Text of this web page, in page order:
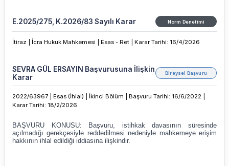
E.2025/275, K.2026/83 Sayılı Karar Norm Denetimi
İtiraz | İcra Hukuk Mahkemesi | Esas - Ret | Karar Tarihi: 16/4/2026
SEVRA GÜL ERSAYIN Başvurusuna İlişkin
Karar
Bireysel Başvuru
2022/63967 | Esas (İhlal) | İkinci Bölüm | Başvuru Tarihi: 16/6/2022 |
Karar Tarihi: 18/2/2026